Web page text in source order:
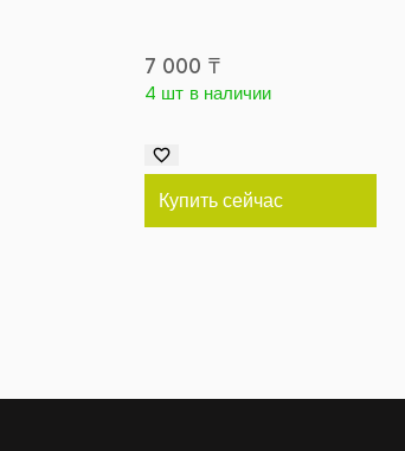
7 000 ₸
4 шт в наличии
Купить сейчас